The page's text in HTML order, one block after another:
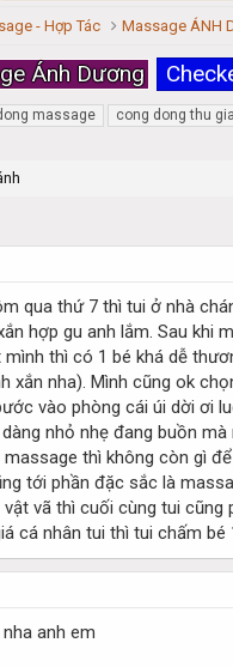
- Hợp Tác Massage ÁNH
Ánh Dương
massage cong dong thu
qua thứ 7 thì tui ở nhà
hợp gu anh lắm. Sau khi
thì có 1 bé khá dễ
xắn nha). Mình cũng ok
vào phòng cái úi dời ơi
nhỏ nhẹ đang buồn
massage thì không còn gì
tới phần đặc sắc là
vật vã thì cuối cùng tui
cá nhân tui thì tui chấm
anh em